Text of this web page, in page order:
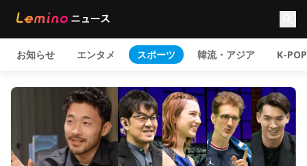
お知らせ エンタメ スポーツ 韓流・アジア K-POP